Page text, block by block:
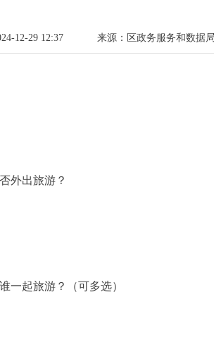
12-29 12:37 来源：区政务服务和数据局
外出旅游？
一起旅游？（可多选）